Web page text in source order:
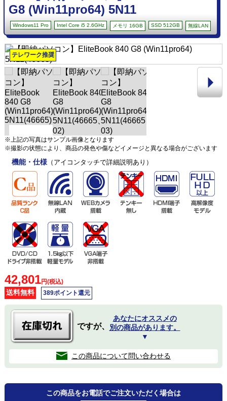
G8 (Win11pro64) 5N11
Windows11 Pro Intel Core i5 2.6GHz メモリ 16GB SSD 512GB 無線LAN
テレワーク推奨
※上記の写真はサンプル画像となります
※撮影の状態により、商品の発色や傷などイメージと異なる場合がございます
機能・仕様（アイコンタッチで詳細説明あり）
42,801円(税込)
送料無料 389ポイント還元
ですが、
あなたにオススメの
別の商品があります。
▼
この商品について問い合わせる
この商品をお電話でご注文いただく場合は